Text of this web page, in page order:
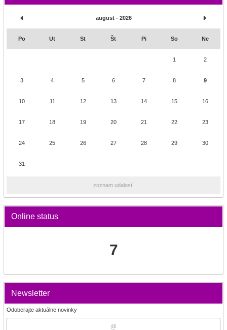
august - 2026
Po Ut St Št Pi So Ne
1 2
3 4 5 6 7 8 9
10 11 12 13 14 15 16
17 18 19 20 21 22 23
24 25 26 27 28 29 30
31
zoznam udalostí
Online status
7
Newsletter
Odoberajte aktuálne novinky